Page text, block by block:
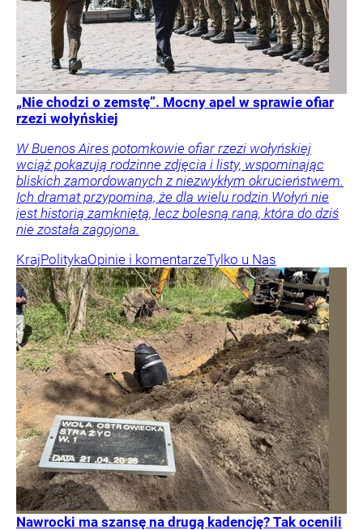
„Nie chodzi o zemstę”. Mocny apel w sprawie ofiar
rzezi wołyńskiej
W Buenos Aires potomkowie ofiar rzezi wołyńskiej
wciąż pokazują rodzinne zdjęcia i listy, wspominając
bliskich zamordowanych z niezwykłym okrucieństwem.
Ich dramat przypomina, że dla wielu rodzin Wołyń nie
jest historią zamkniętą, lecz bolesną raną, która do dziś
nie została zagojona.
KrajPolitykaOpinie i komentarzeTylko u Nas
Nawrocki ma szansę na drugą kadencję? Tak ocenili